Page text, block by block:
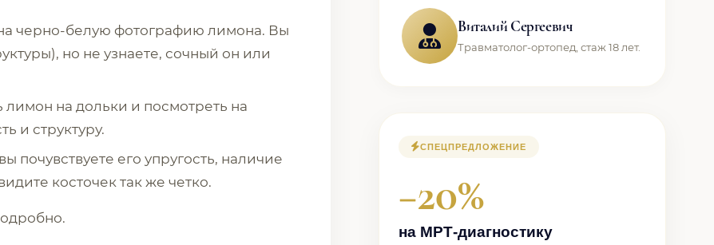
черно-белую фотографию лимона. Вы
но не узнаете, сочный он или
лимон на дольки и посмотреть на
и структуру.
почувствуете его упругость, наличие
косточек так же четко.
Виталий Сергеевич
Травматолог-ортопед, стаж 18 лет.
СПЕЦПРЕДЛОЖЕНИЕ
−20%
на МРТ-диагностику